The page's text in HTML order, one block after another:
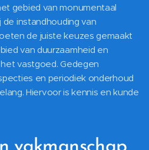
gebied van monumentaal
instandhouding van
de juiste keuzes gemaakt
van duurzaamheid en
vastgoed. Gedegen
en periodiek onderhoud
Hiervoor is kennis en kunde